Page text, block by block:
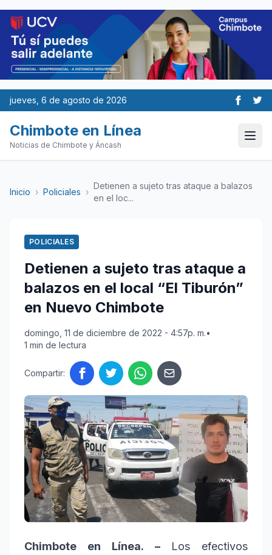
jueves, 6 de agosto de 2026
Chimbote en Línea
Noticias de Chimbote y Áncash
Inicio › Policiales ›
Detienen a sujeto tras ataque a balazos
en el loc...
POLICIALES
Detienen a sujeto tras ataque a
balazos en el local “El Tiburón”
en Nuevo Chimbote
domingo, 11 de diciembre de 2022 - 4:57p. m.•
1 min de lectura
Compartir:
Chimbote en Línea. –
Los efectivos